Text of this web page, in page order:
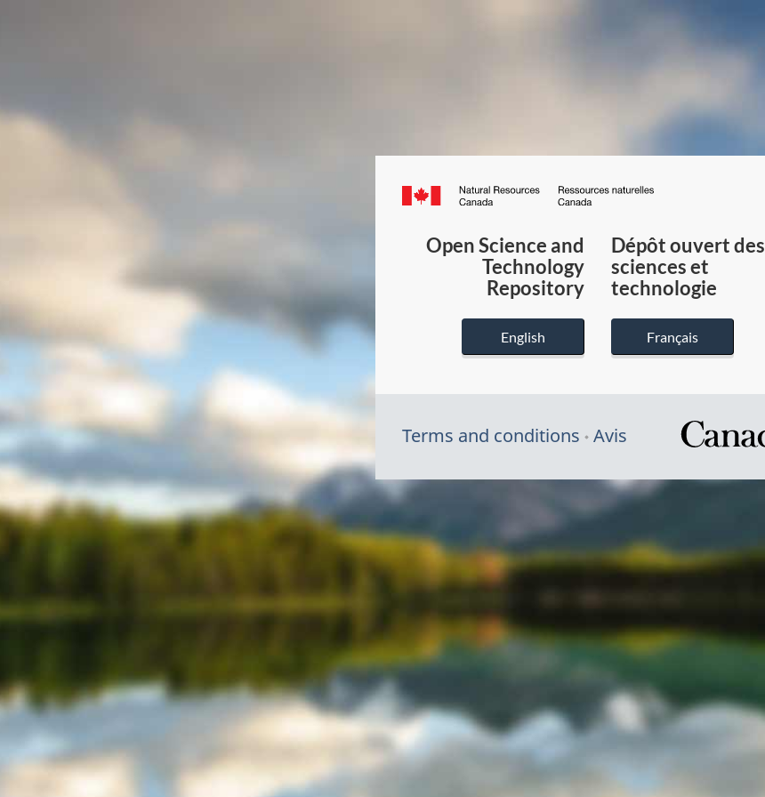
Canada.ca
du
Canada
Open Science and
Technology
Repository
English
Dépôt ouvert des
sciences et
technologie
Français
Terms and conditions Avis